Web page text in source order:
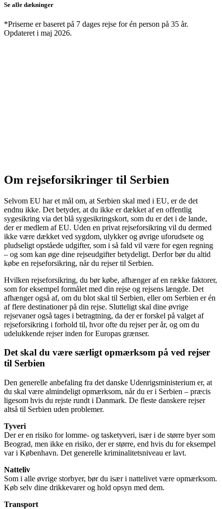
Se alle dækninger
*Priserne er baseret på 7 dages rejse for én person på 35 år.
Opdateret i maj 2026.
Om rejseforsikringer til Serbien
Selvom EU har et mål om, at Serbien skal med i EU, er de det
endnu ikke. Det betyder, at du ikke er dækket af en offentlig
sygesikring via det blå sygesikringskort, som du er det i de lande,
der er medlem af EU. Uden en privat rejseforsikring vil du dermed
ikke være dækket ved sygdom, ulykker og øvrige uforudsete og
pludseligt opståede udgifter, som i så fald vil være for egen regning
– og som kan øge dine rejseudgifter betydeligt. Derfor bør du altid
købe en rejseforsikring, når du rejser til Serbien.
Hvilken rejseforsikring, du bør købe, afhænger af en række faktorer,
som for eksempel formålet med din rejse og rejsens længde. Det
afhænger også af, om du blot skal til Serbien, eller om Serbien er én
af flere destinationer på din rejse. Slutteligt skal dine øvrige
rejsevaner også tages i betragtning, da der er forskel på valget af
rejseforsikring i forhold til, hvor ofte du rejser per år, og om du
udelukkende rejser inden for Europas grænser.
Det skal du være særligt opmærksom på ved rejser
til Serbien
Den generelle anbefaling fra det danske Udenrigsministerium er, at
du skal være almindeligt opmærksom, når du er i Serbien – præcis
ligesom hvis du rejste rundt i Danmark. De fleste danskere rejser
altså til Serbien uden problemer.
Tyveri
Der er en risiko for lomme- og tasketyveri, især i de større byer som
Beograd, men ikke en risiko, der er større, end hvis du for eksempel
var i København. Det generelle kriminalitetsniveau er lavt.
Natteliv
Som i alle øvrige storbyer, bør du især i nattelivet være opmærksom.
Køb selv dine drikkevarer og hold opsyn med dem.
Transport